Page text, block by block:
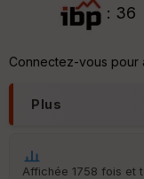
: 36
Connectez-vous pour
Plus
Affichée 1758 fois et